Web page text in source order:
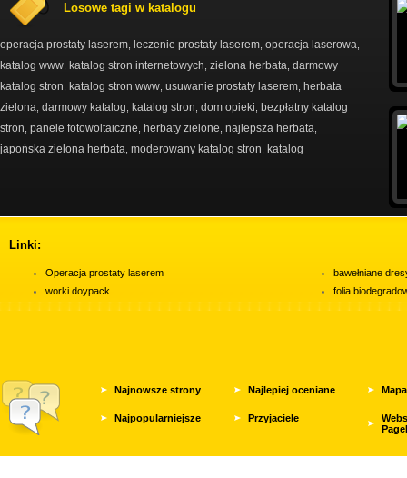
Losowe tagi w katalogu
operacja prostaty laserem leczenie prostaty laserem operacja laserowa
katalog www katalog stron internetowych zielona herbata darmowy
katalog stron
katalog stron www usuwanie prostaty laserem herbata
zielona darmowy katalog katalog stron dom opieki bezpłatny katalog
stron panele fotowoltaiczne herbaty zielone najlepsza herbata
japońska zielona herbata moderowany katalog stron katalog
Linki:
Operacja prostaty laserem
worki doypack
bawełniane
folia
Najnowsze strony Najlepiej oceniane
Najpopularniejsze Przyjaciele